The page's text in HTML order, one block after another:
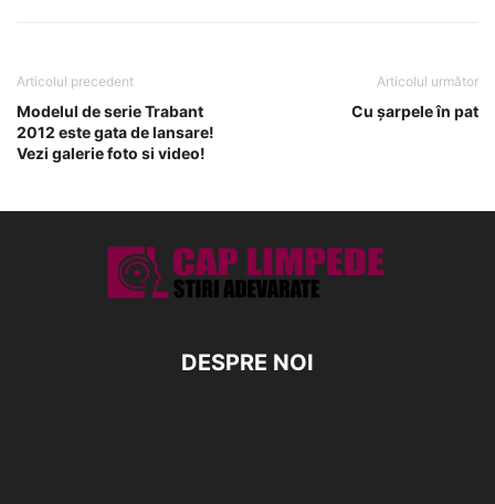
Articolul precedent
Modelul de serie Trabant
2012 este gata de lansare!
Vezi galerie foto si video!
Articolul următor
Cu şarpele în pat
DESPRE NOI